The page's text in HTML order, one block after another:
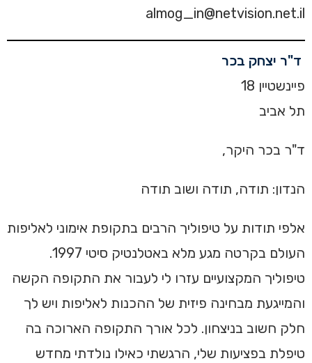
almog_in@netvision.net.il
ד"ר יצחק בכר
פיינשטיין 18
תל אביב
ד"ר בכר היקר,
הנדון: תודה, תודה ושוב תודה
אלפי תודות על טיפוליך הרבים בתקופת אימוני לאליפות
העולם בקרטה מגע מלא באטלנטיק סיטי 1997.
טיפוליך המקצועיים עזרו לי לעבור את התקופה הקשה
והמייגעת מבחינה פיזית של ההכנות לאליפות ויש לך
חלק חשוב בניצחון. לכל אורך התקופה הארוכה בה
טיפלת בפציעות שלי, הרגשתי כאילו נולדתי מחדש